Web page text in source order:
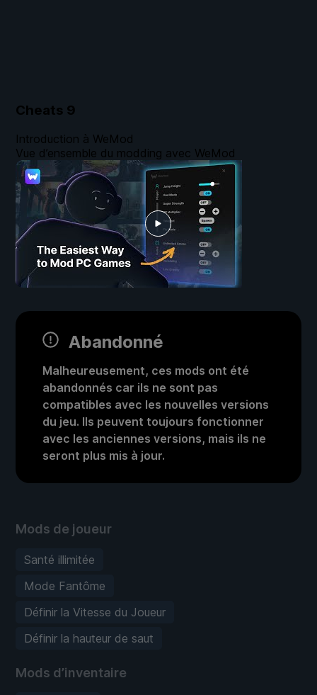
Cheats 9
Abandonné
Malheureusement, ces mods ont été
abandonnés car ils ne sont pas
compatibles avec les nouvelles versions
du jeu. Ils peuvent toujours fonctionner
avec les anciennes versions, mais ils ne
seront plus mis à jour.
Mods de joueur
Santé illimitée
Mode Fantôme
Définir la Vitesse du Joueur
Définir la hauteur de saut
Mods d’inventaire
Introduction à WeMod
Vue d’ensemble du modding avec WeMod